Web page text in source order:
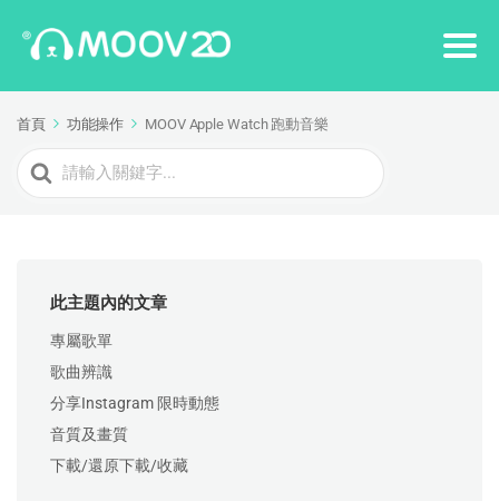
首頁 功能操作 MOOV Apple Watch 跑動音樂
Search
For
此主題內的文章
專屬歌單
歌曲辨識
分享Instagram 限時動態
音質及畫質
下載/還原下載/收藏